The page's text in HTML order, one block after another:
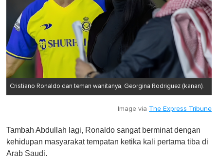
Cristiano Ronaldo dan teman wanitanya, Georgina Rodriguez (kanan).
Image via The Express Tribune
Tambah Abdullah lagi, Ronaldo sangat berminat dengan
kehidupan masyarakat tempatan ketika kali pertama tiba di
Arab Saudi.